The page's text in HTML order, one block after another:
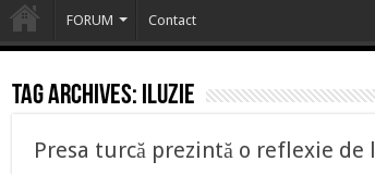
FORUM Contact
Tag Archives: iluzie
Presa turcă prezintă o reflexie